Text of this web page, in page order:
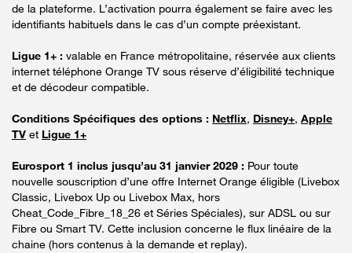
de la plateforme. L’activation pourra également se faire avec les
identifiants habituels dans le cas d’un compte préexistant.
Ligue 1+ : valable en France métropolitaine, réservée aux clients
internet téléphone Orange TV sous réserve d’éligibilité technique
et de décodeur compatible.
Conditions Spécifiques des options : Netflix, Disney+, Apple
TV et Ligue 1+
Eurosport 1 inclus jusqu’au 31 janvier 2029 : Pour toute
nouvelle souscription d’une offre Internet Orange éligible (Livebox
Classic, Livebox Up ou Livebox Max, hors
Cheat_Code_Fibre_18_26 et Séries Spéciales), sur ADSL ou sur
Fibre ou Smart TV. Cette inclusion concerne le flux linéaire de la
chaine (hors contenus à la demande et replay).